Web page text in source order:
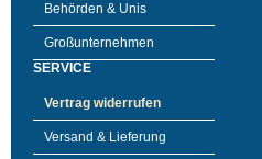
Behörden & Unis
Großunternehmen
SERVICE
Vertrag widerrufen
Versand & Lieferung